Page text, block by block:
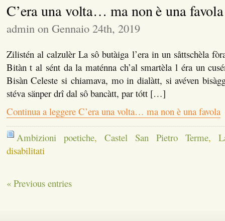
C’era una volta… ma non è una favola
admin on Gennaio 24th, 2019
Zilistén al calzulèr La sô butàiga l’era in un såttschèla
Bitàn t al sént da la maténna ch’al smartèla l éra un
Bisàn Celeste si chiamava, mo in dialàtt, si avéven
stéva sänper drî dal sô bancàtt, par tótt […]
Continua a leggere C’era una volta… ma non è una favola
Ambizioni poetiche, Castel San Pietro Terme,
disabilitatisu
C’era
ma
« Previous entries